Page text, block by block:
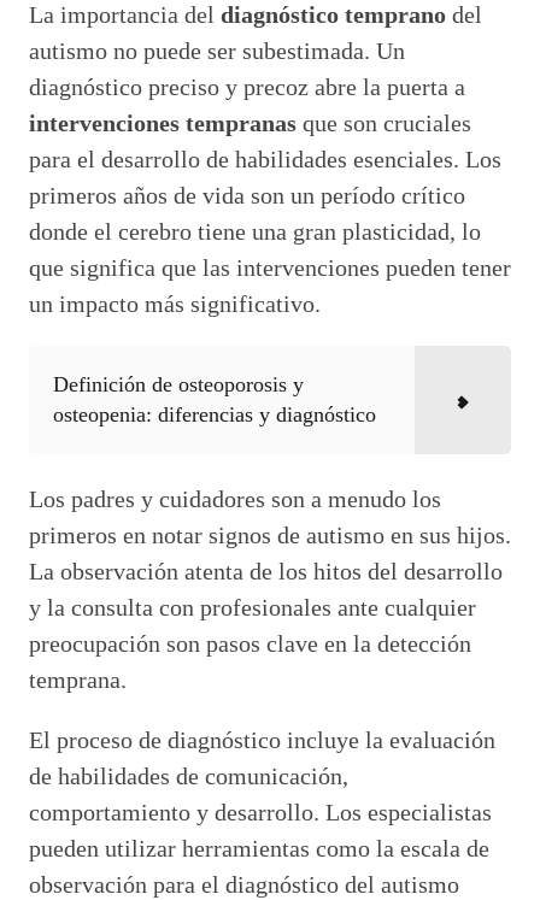
La importancia del diagnóstico temprano del
autismo no puede ser subestimada. Un
diagnóstico preciso y precoz abre la puerta a
intervenciones tempranas que son cruciales
para el desarrollo de habilidades esenciales. Los
primeros años de vida son un período crítico
donde el cerebro tiene una gran plasticidad, lo
que significa que las intervenciones pueden tener
un impacto más significativo.
Definición de osteoporosis y
osteopenia: diferencias y diagnóstico
Los padres y cuidadores son a menudo los
primeros en notar signos de autismo en sus hijos.
La observación atenta de los hitos del desarrollo
y la consulta con profesionales ante cualquier
preocupación son pasos clave en la detección
temprana.
El proceso de diagnóstico incluye la evaluación
de habilidades de comunicación,
comportamiento y desarrollo. Los especialistas
pueden utilizar herramientas como la escala de
observación para el diagnóstico del autismo